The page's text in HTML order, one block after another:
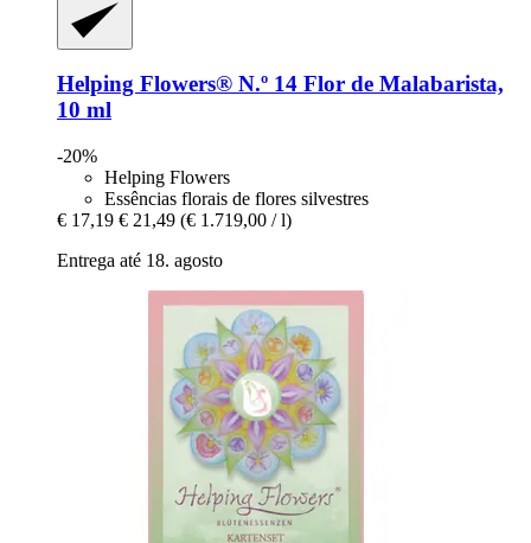
Helping Flowers® N.º 14 Flor de Malabarista,
10 ml
-20%
Helping Flowers
Essências florais de flores silvestres
€ 17,19 € 21,49 (€ 1.719,00 / l)
Entrega até 18. agosto